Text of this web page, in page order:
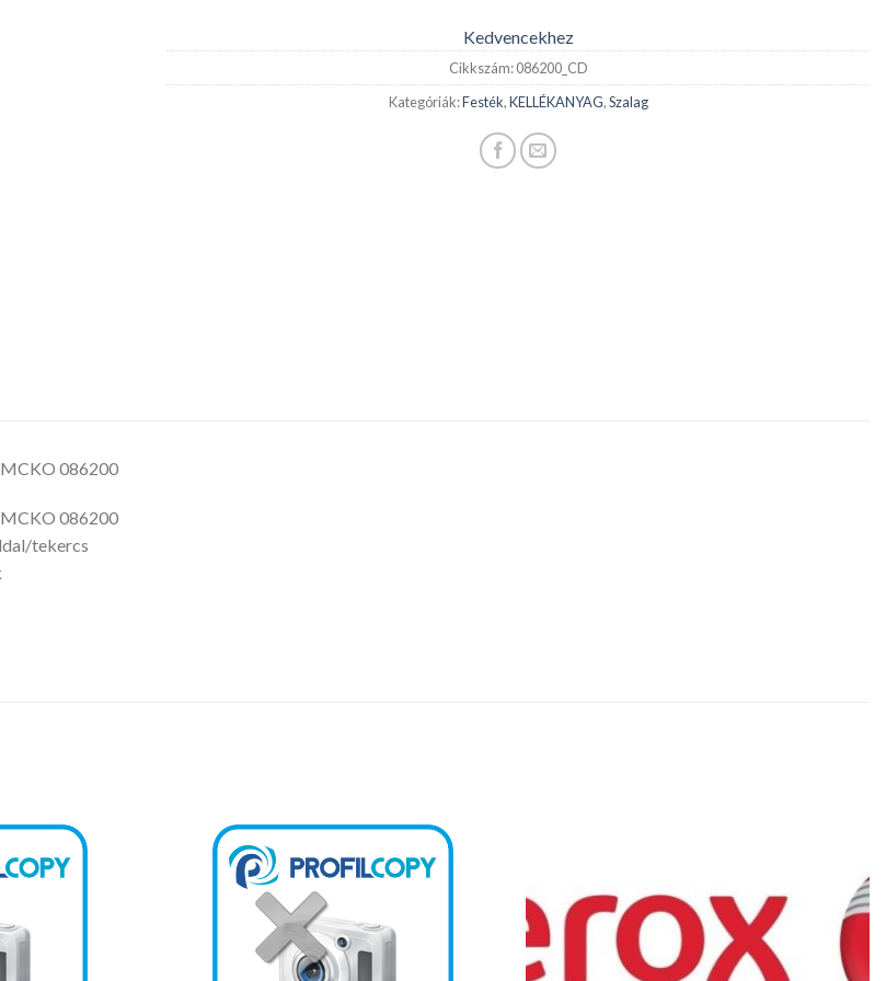
Kedvencekhez
Cikkszám:086200_CD
Kategóriák:Festék,KELLÉKANYAG,Szalag
086200
086200
tekercs
Kedvencekhez Kedvencekhez